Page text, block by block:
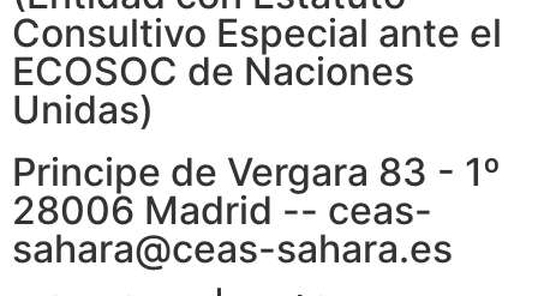
Consultivo Especial ante el
ECOSOC de Naciones
Unidas)
Principe de Vergara 83 - 1º
28006 Madrid -- ceas-
sahara@ceas-sahara.es